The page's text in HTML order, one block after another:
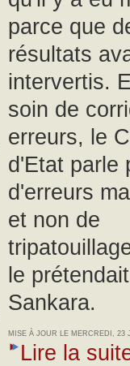
parce que
résultats
intervertis.
soin de
erreurs, le
d'Etat parle
d'erreurs
et non de
le
Sankara.
MISE À JOUR LE MERCREDI, 23
Lire la